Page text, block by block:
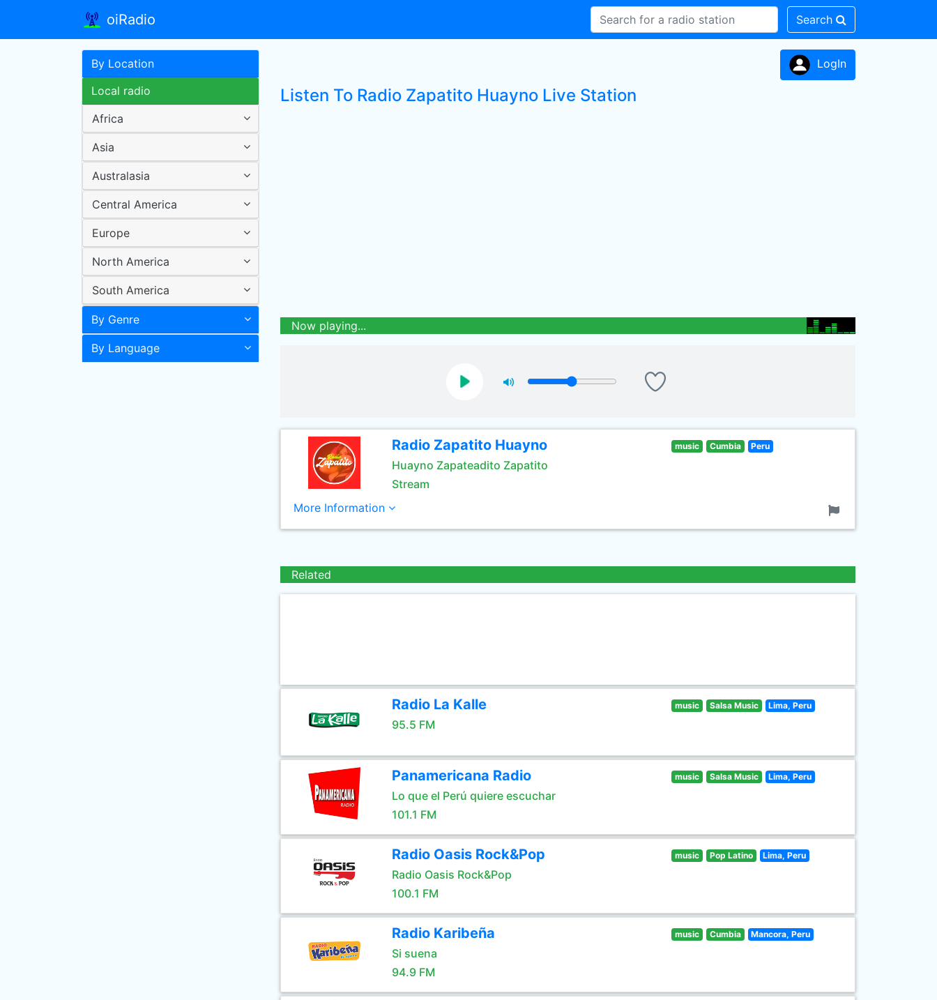
oiRadio Search
By Location
Local radio
Africa
Asia
Australasia
Central America
Europe
North America
South America
By Genre
By Language
LogIn
Listen To Radio Zapatito Huayno Live Station
Now playing...
Radio Zapatito Huayno
Huayno Zapateadito Zapatito
Stream
music Cumbia Peru
More Information
Related
Radio La Kalle
95.5 FM
music Salsa Music Lima, Peru
Panamericana Radio
Lo que el Perú quiere escuchar
101.1 FM
music Salsa Music Lima, Peru
Radio Oasis Rock&Pop
Radio Oasis Rock&Pop
100.1 FM
music Pop Latino Lima, Peru
Radio Karibeña
Si suena
94.9 FM
music Cumbia Mancora, Peru